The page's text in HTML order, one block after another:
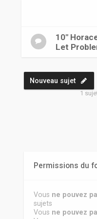
10"
Let
Nouveau sujet
1
Permissions du
Vous ne pouvez
sujets
Vous ne pouvez